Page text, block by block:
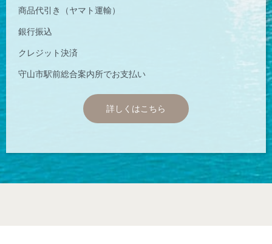
商品代引き（ヤマト運輸）
銀行振込
クレジット決済
守山市駅前総合案内所でお支払い
詳しくはこちら